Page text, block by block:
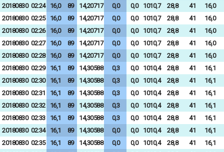
20180830 02:24 16,0 89 14,20717 0,0 0,0 1010,7 28,8 41
16,0
20180830 02:25 16,0 89 14,20717 0,0 0,0 1010,7 28,8 41
16,0
20180830 02:26 16,0 89 14,20717 0,0 0,0 1010,7 28,8 41
16,0
20180830 02:27 16,0 89 14,20717 0,0 0,0 1010,7 28,8 41
16,0
20180830 02:28 16,0 89 14,20717 0,0 0,0 1010,7 28,8 41
16,0
20180830 02:29 16,1 89 14,30588 0,3 0,0 1010,4 28,8 41
16,1
20180830 02:30 16,1 89 14,30588 0,3 0,0 1010,4 28,8 41
16,1
20180830 02:31 16,1 89 14,30588 0,3 0,0 1010,4 28,8 41
16,1
20180830 02:32 16,1 89 14,30588 0,3 0,0 1010,4 28,8 41
16,1
20180830 02:33 16,1 89 14,30588 0,3 0,0 1010,4 28,8 41
16,1
20180830 02:34 16,1 89 14,30588 0,0 0,0 1010,4 28,8 41
16,1
20180830 02:35 16,1 89 14,30588 0,0 0,0 1010,4 28,8 41
16,1